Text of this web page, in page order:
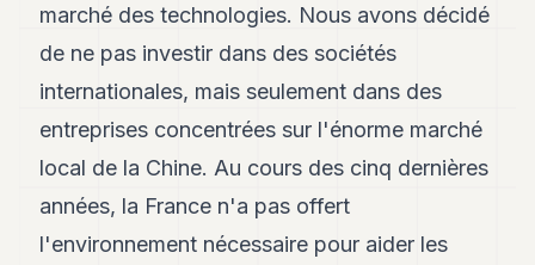
marché des technologies. Nous avons décidé
de ne pas investir dans des sociétés
internationales, mais seulement dans des
entreprises concentrées sur l'énorme marché
local de la Chine. Au cours des cinq dernières
années, la France n'a pas offert
l'environnement nécessaire pour aider les